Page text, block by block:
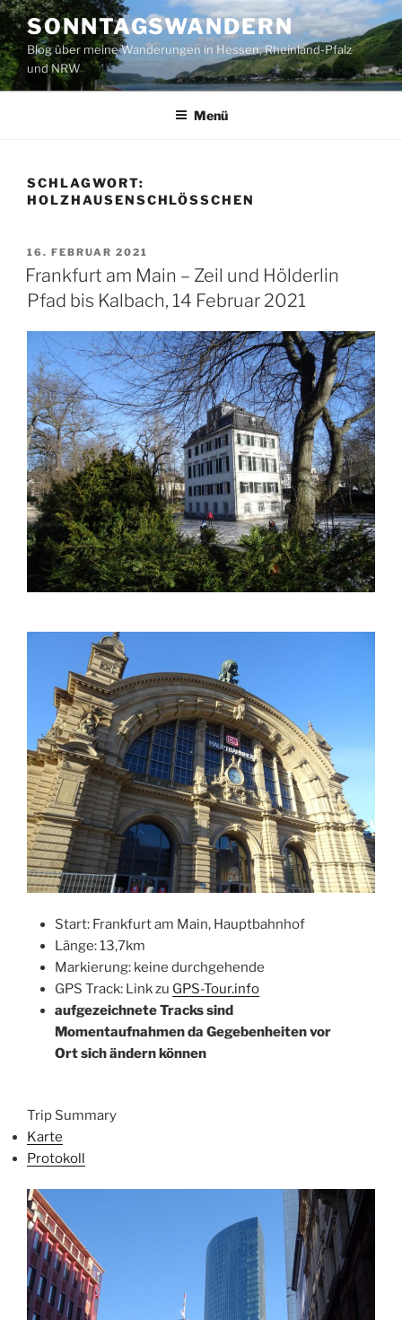
Zum
Inhalt
springen
SONNTAGSWANDERN
Blog über meine Wanderungen in Hessen, Rheinland-Pfalz
und NRW
Menü
SCHLAGWORT:
HOLZHAUSENSCHLÖSSCHEN
VERÖFFENTLICHT
AM
16. FEBRUAR 2021
Frankfurt am Main – Zeil und Hölderlin
Pfad bis Kalbach, 14 Februar 2021
Start: Frankfurt am Main, Hauptbahnhof
Länge: 13,7km
Markierung: keine durchgehende
GPS Track: Link zu GPS-Tour.info
aufgezeichnete Tracks sind
Momentaufnahmen da Gegebenheiten vor
Ort sich ändern können
Trip Summary
Karte
Protokoll